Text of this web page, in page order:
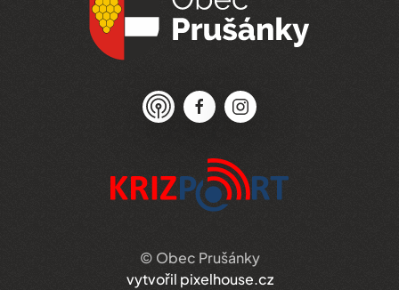
© Obec Prušánky
vytvořil pixelhouse.cz